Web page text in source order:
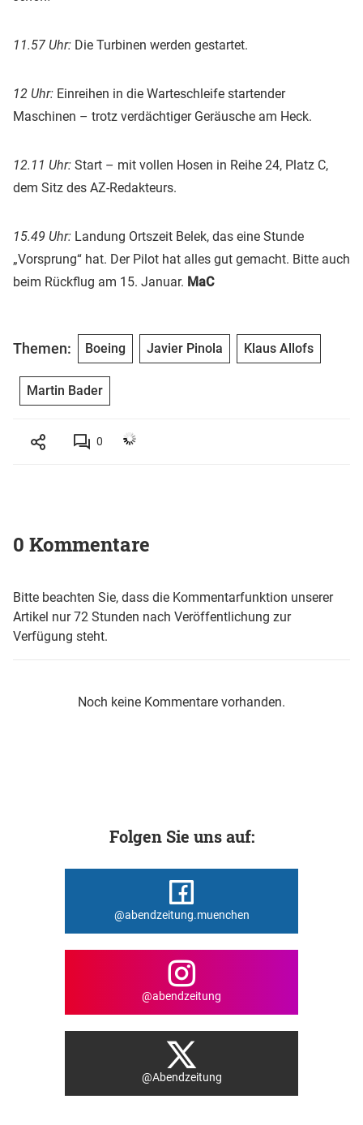
11.57 Uhr: Die Turbinen werden gestartet.
12 Uhr: Einreihen in die Warteschleife startender
Maschinen – trotz verdächtiger Geräusche am Heck.
12.11 Uhr: Start – mit vollen Hosen in Reihe 24, Platz C,
dem Sitz des AZ-Redakteurs.
15.49 Uhr: Landung Ortszeit Belek, das eine Stunde
„Vorsprung“ hat. Der Pilot hat alles gut gemacht. Bitte auch
beim Rückflug am 15. Januar. MaC
Themen: Boeing Javier Pinola Klaus Allofs
Martin Bader
0
0 Kommentare
Bitte beachten Sie, dass die Kommentarfunktion unserer
Artikel nur 72 Stunden nach Veröffentlichung zur
Verfügung steht.
Noch keine Kommentare vorhanden.
Folgen Sie uns auf:
@abendzeitung.muenchen
@abendzeitung
@Abendzeitung